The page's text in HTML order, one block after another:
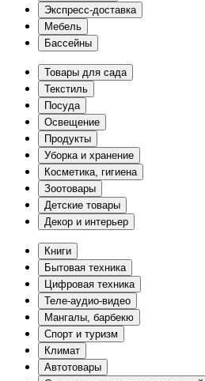
Экспресс-доставка
Мебель
Бассейны
Товары для сада
Текстиль
Посуда
Освещение
Продукты
Уборка и хранение
Косметика, гигиена
Зоотовары
Детские товары
Декор и интерьер
Книги
Бытовая техника
Цифровая техника
Теле-аудио-видео
Мангалы, барбекю
Спорт и туризм
Климат
Автотовары